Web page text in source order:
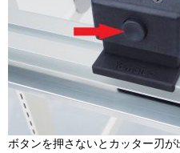
ボタンを押さないとカッター刃